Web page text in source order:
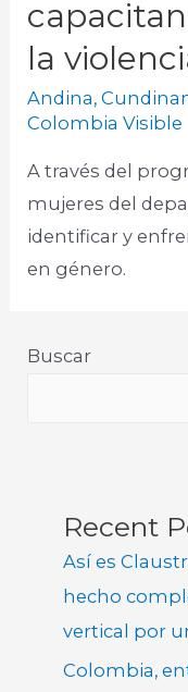
la
Andina,
Colombia Visible
A través del
mujeres del
identificar y
en género.
Buscar
Recent
Así es
hecho
vertical por
Colombia,